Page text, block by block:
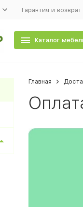
Гарантия и возврат
Каталог
Главная